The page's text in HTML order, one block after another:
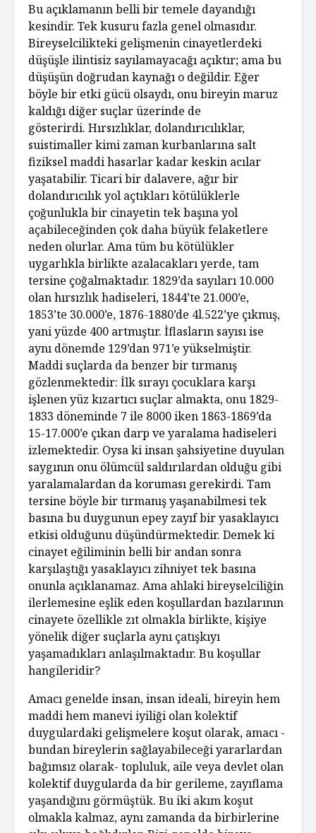
Bu açıklamanın belli bir temele dayandığı
kesindir. Tek kusuru fazla genel olmasıdır.
Bireyselcilikteki gelişmenin cinayetlerdeki
düşüşle ilintisiz sayılamayacağı açıktır; ama bu
düşüşün doğrudan kaynağı o değildir. Eğer
böyle bir etki gücü olsaydı, onu bireyin maruz
kaldığı diğer suçlar üzerinde de
gösterirdi. Hırsızlıklar, dolandırıcılıklar,
suistimaller kimi zaman kurbanlarına salt
fiziksel maddi hasarlar kadar keskin acılar
yaşatabilir. Ticari bir dalavere, ağır bir
dolandırıcılık yol açtıkları kötülüklerle
çoğunlukla bir cinayetin tek başına yol
açabileceğinden çok daha büyük felaketlere
neden olurlar. Ama tüm bu kötülükler
uygarlıkla birlikte azalacakları yerde, tam
tersine çoğalmaktadır. 1829’da sayıları 10.000
olan hırsızlık hadiseleri, 1844’te 21.000’e,
1853’te 30.000’e, 1876-1880’de 4l.522’ye çıkmış,
yani yüzde 400 artmıştır. İflasların sayısı ise
aynı dönemde 129’dan 971’e yükselmiştir.
Maddi suçlarda da benzer bir tırmanış
gözlenmektedir: İlk sırayı çocuklara karşı
işlenen yüz kızartıcı suçlar almakta, onu 1829-
1833 döneminde 7 ile 8000 iken 1863-1869’da
15-17.000’e çıkan darp ve yaralama hadiseleri
izlemektedir. Oysa ki insan şahsiyetine duyulan
saygının onu ölümcül saldırılardan olduğu gibi
yaralamalardan da koruması gerekirdi. Tam
tersine böyle bir tırmanış yaşanabilmesi tek
basına bu duygunun epey zayıf bir yasaklayıcı
etkisi olduğunu düşündürmektedir. Demek ki
cinayet eğiliminin belli bir andan sonra
karşılaştığı yasaklayıcı zihniyet tek basına
onunla açıklanamaz. Ama ahlaki bireyselciliğin
ilerlemesine eşlik eden koşullardan bazılarının
cinayete özellikle zıt olmakla birlikte, kişiye
yönelik diğer suçlarla aynı çatışkıyı
yaşamadıkları anlaşılmaktadır. Bu koşullar
hangileridir?
Amacı genelde insan, insan ideali, bireyin hem
maddi hem manevi iyiliği olan kolektif
duygulardaki gelişmelere koşut olarak, amacı -
bundan bireylerin sağlayabileceği yararlardan
bağımsız olarak- topluluk, aile veya devlet olan
kolektif duygularda da bir gerileme, zayıflama
yaşandığını görmüştük. Bu iki akım koşut
olmakla kalmaz, aynı zamanda da birbirlerine